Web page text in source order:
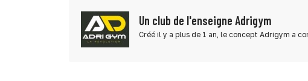
Un club de l'enseigne Adrigym
Créé il y a plus de 1 an, le concept Adrigym a